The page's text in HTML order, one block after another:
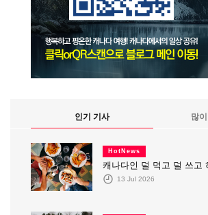
인기 기사 많
HotNews
캐나다인 덜 먹고 덜 쓰고
13 Jul 2026